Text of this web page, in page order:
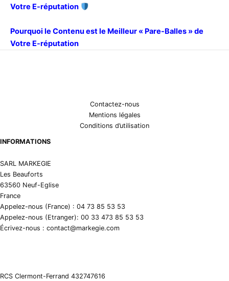
Votre E-réputation
Pourquoi le Contenu est le Meilleur « Pare-Balles » de
Votre E-réputation
Contactez-nous
Mentions légales
Conditions d’utilisation
INFORMATIONS
SARL MARKEGIE
Les Beauforts
63560 Neuf-Eglise
France
Appelez-nous (France) : 04 73 85 53 53
Appelez-nous (Etranger): 00 33 473 85 53 53
Écrivez-nous : contact@markegie.com
RCS Clermont-Ferrand 432747616